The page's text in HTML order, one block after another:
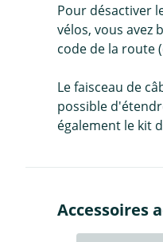
Pour désactiver
vélos, vous avez
code de la route
Le faisceau de
possible
également le kit
Accessoires